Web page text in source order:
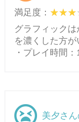
満足度：
グラフィック
を濃くした方が
・プレイ時間
美夕さ